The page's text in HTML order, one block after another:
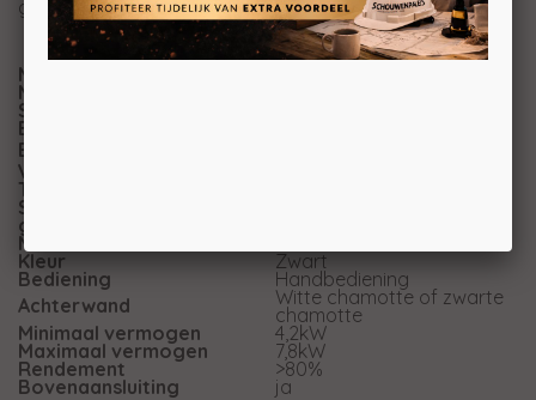
geringe meerprijs ook mogelijk.
Merk
Model
Serie
Brandstof
Energie-efficiëntieklasse
Vuurzicht
Type kachel
Systeem (open of
gesloten)
Materiaal
Kleur Zwart
Bediening
Handbediening
Achterwand
Witte chamotte of zwarte
chamotte
Minimaal vermogen 4,2kW
Maximaal vermogen 7,8kW
Rendement >80%
Bovenaansluiting ja